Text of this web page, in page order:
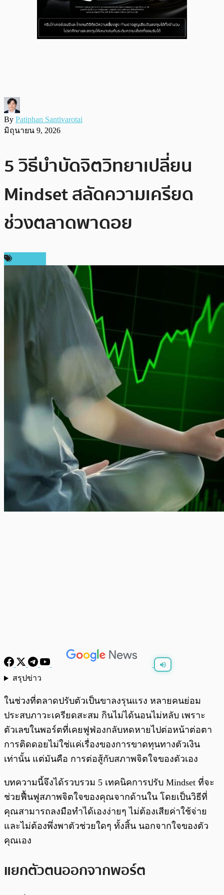
By Patiphan Santivarotai
มิถุนายน 9, 2026
5 วิธีบำบัดจิตวิทยาเปลี่ยน
Mindset สลัดความเครียด
ช่วงตลาดพาดอย
สรุปข่าว
ในช่วงที่ตลาดปรับตัวเป็นขาลงรุนแรง หลายคนย่อม
ประสบภาวะเครียดสะสม กินไม่ได้นอนไม่หลับ เพราะ
ตัวเลขในพอร์ตที่เคยฟูฟ่องกลับหดหายไปต่อหน้าต่อตา
การติดดอยไม่ใช่แค่เรื่องของการขาดทุนทางตัวเงิน
เท่านั้น แต่มันคือ การต่อสู้กับสภาพจิตใจของตัวเอง
บทความนี้จึงได้รวบรวม 5 เทคนิคการปรับ Mindset ที่จะ
ช่วยฟื้นฟูสภาพจิตใจของคุณจากด้านใน โดยเป็นวิธีที่
คุณสามารถลงมือทำได้เองง่ายๆ ไม่ต้องเสียค่าใช้จ่าย
และไม่ต้องพึ่งพาตัวช่วยใดๆ ทั้งสิ้น นอกจากใจของตัว
คุณเอง
แยกตัวตนออกจากพอร์ต